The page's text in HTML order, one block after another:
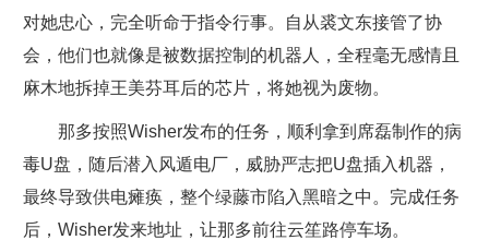
对她忠心，完全听命于指令行事。自从裘文东接管了协
会，他们也就像是被数据控制的机器人，全程毫无感情且
麻木地拆掉王美芬耳后的芯片，将她视为废物。
那多按照Wisher发布的任务，顺利拿到席磊制作的病
毒U盘，随后潜入风遁电厂，威胁严志把U盘插入机器，
最终导致供电瘫痪，整个绿藤市陷入黑暗之中。完成任务
后，Wisher发来地址，让那多前往云笙路停车场。